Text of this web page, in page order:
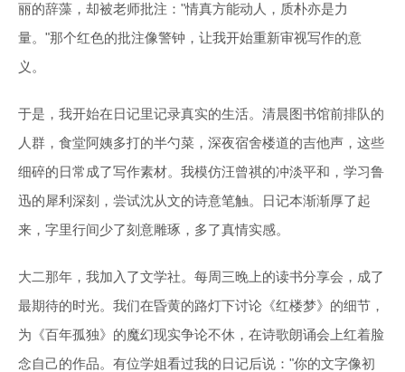
丽的辞藻，却被老师批注："情真方能动人，质朴亦是力
量。"那个红色的批注像警钟，让我开始重新审视写作的意
义。
于是，我开始在日记里记录真实的生活。清晨图书馆前排队的
人群，食堂阿姨多打的半勺菜，深夜宿舍楼道的吉他声，这些
细碎的日常成了写作素材。我模仿汪曾祺的冲淡平和，学习鲁
迅的犀利深刻，尝试沈从文的诗意笔触。日记本渐渐厚了起
来，字里行间少了刻意雕琢，多了真情实感。
大二那年，我加入了文学社。每周三晚上的读书分享会，成了
最期待的时光。我们在昏黄的路灯下讨论《红楼梦》的细节，
为《百年孤独》的魔幻现实争论不休，在诗歌朗诵会上红着脸
念自己的作品。有位学姐看过我的日记后说："你的文字像初